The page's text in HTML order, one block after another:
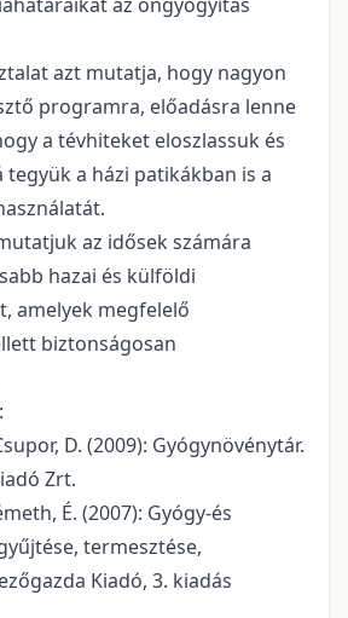
azt mutatja, hogy nagyon
programra, előadásra lenne
a tévhiteket eloszlassuk és
a házi patikákban is a
az idősek számára
hazai és külföldi
amelyek megfelelő
biztonságosan
D. (2009): Gyógynövénytár.
Zrt.
É. (2007): Gyógy-és
termesztése,
Kiadó, 3. kiadás